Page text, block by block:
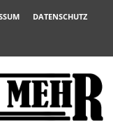
DATENSCHUTZ